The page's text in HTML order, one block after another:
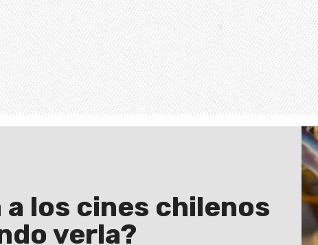
los cines chilenos
verla?